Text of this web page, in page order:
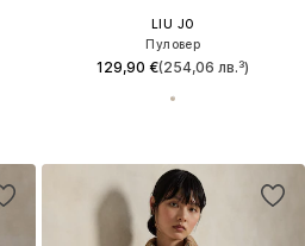
LIU JO
Пуловер
129,90 €(254,06 лв.³)